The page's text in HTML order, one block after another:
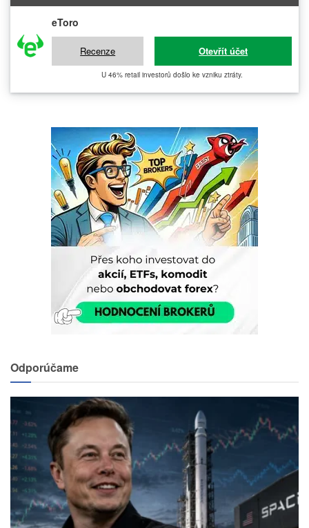
eToro
Recenze Otevřít účet
U 46% retail investorů došlo ke vzniku ztráty.
Odporúčame